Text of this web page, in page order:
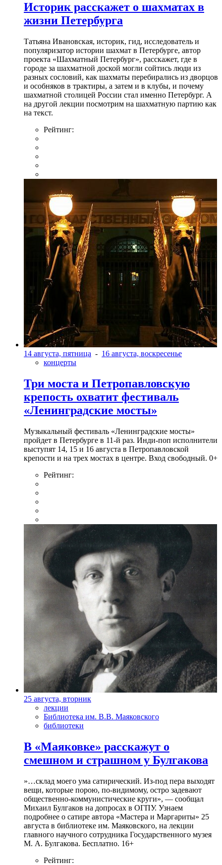
Историк расскажет о шахматах в
жизни Петербурга
Татьяна Ивановская, историк, гид, исследователь и
популяризатор истории шахмат в Петербурге, автор
проекта «Шахматный Петербург», расскажет, где в
городе за шахматной доской могли сойтись люди из
разных сословий, как шахматы перебирались из дворцов
и особняков в трактиры, а затем и в клубы, и почему
шахматной столицей России стал именно Петербург. А
на другой лекции посмотрим на шахматную партию как
на текст.
Рейтинг:
14 августа, пятница - 16 августа, воскресенье
концерты
Три моста и Петропавловскую
крепость охватит фестиваль
«Ленинградские мосты»
Музыкальный фестиваль «Ленинградские мосты»
пройдет в Петербурге в 11-й раз. Инди-поп исполнители
выступят 14, 15 и 16 августа в Петропавловской
крепости и на трех мостах в центре. Вход свободный. 0+
Рейтинг:
25 августа, вторник
лекции
Библиотека им. В.В. Маяковского
библиотеки
В «Маяковке» расскажут о
смешном и страшном у Булгакова
»…склад моего ума сатирический. Из-под пера выходят
вещи, которые порою, по-видимому, остро задевают
общественно-коммунистические круги», — сообщал
Михаил Булгаков на допросах в ОГПУ. Узнаем
подробнее о сатире автора «Мастера и Маргариты» 25
августа в библиотеке им. Маяковского, на лекции
главного научного сотрудника Государственного музея
М. А. Булгакова. Бесплатно. 16+
Рейтинг: